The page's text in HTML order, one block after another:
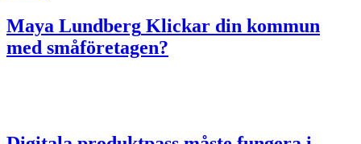
Maya Lundberg Klickar din kommun
med småföretagen?